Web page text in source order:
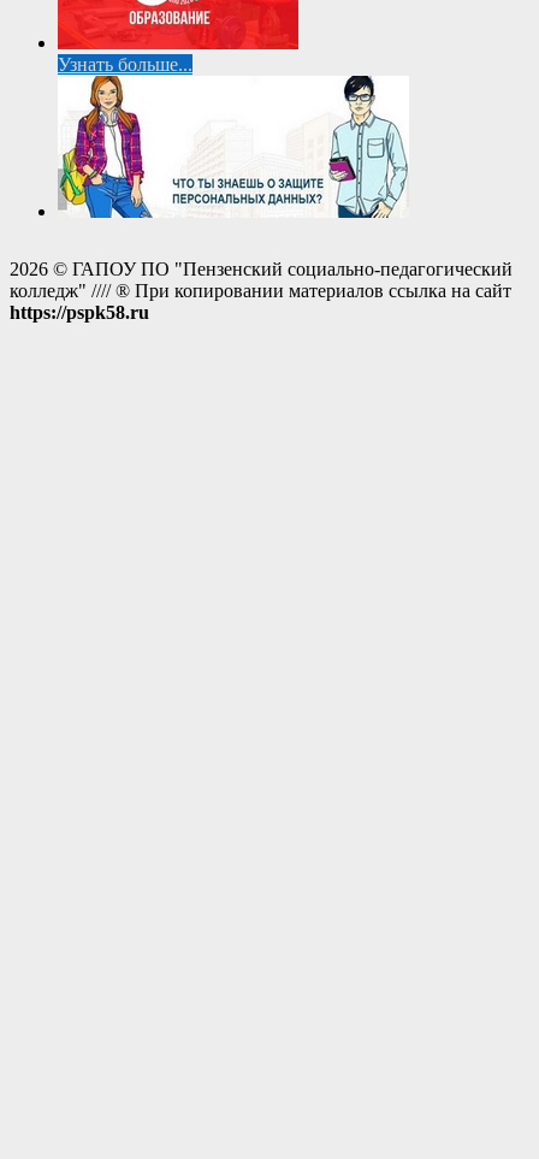
Узнать больше...
2026 © ГАПОУ ПО "Пензенский социально-педагогический
колледж" //// ® При копировании материалов ссылка на сайт
https://pspk58.ru